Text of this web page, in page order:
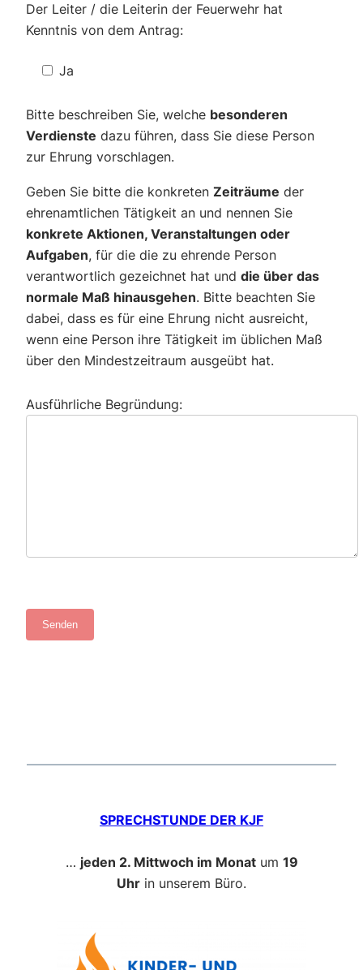
Der Leiter / die Leiterin der Feuerwehr hat
Kenntnis von dem Antrag:
Ja
Bitte beschreiben Sie, welche besonderen
Verdienste dazu führen, dass Sie diese Person
zur Ehrung vorschlagen.
Geben Sie bitte die konkreten Zeiträume der
ehrenamtlichen Tätigkeit an und nennen Sie
konkrete Aktionen, Veranstaltungen oder
Aufgaben, für die die zu ehrende Person
verantwortlich gezeichnet hat und die über das
normale Maß hinausgehen. Bitte beachten Sie
dabei, dass es für eine Ehrung nicht ausreicht,
wenn eine Person ihre Tätigkeit im üblichen Maß
über den Mindestzeitraum ausgeübt hat.
Ausführliche Begründung:
SPRECHSTUNDE DER KJF
… jeden 2. Mittwoch im Monatum 19
Uhr in unserem Büro.